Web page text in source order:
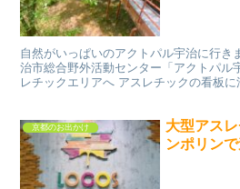
自然がいっぱいのアクトパル宇治に行き
治市総合野外活動センター「アクトパル
レチックエリアへ アスレチックの看板
京都のお出かけ
大型アス
ンポリン